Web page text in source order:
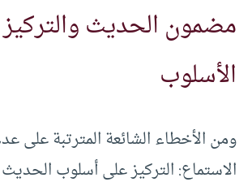
مضمون الحديث
الأسلوب
ومن الأخطاء الشائعة المترتبة على
الاستماع: التركيز على أسلوب